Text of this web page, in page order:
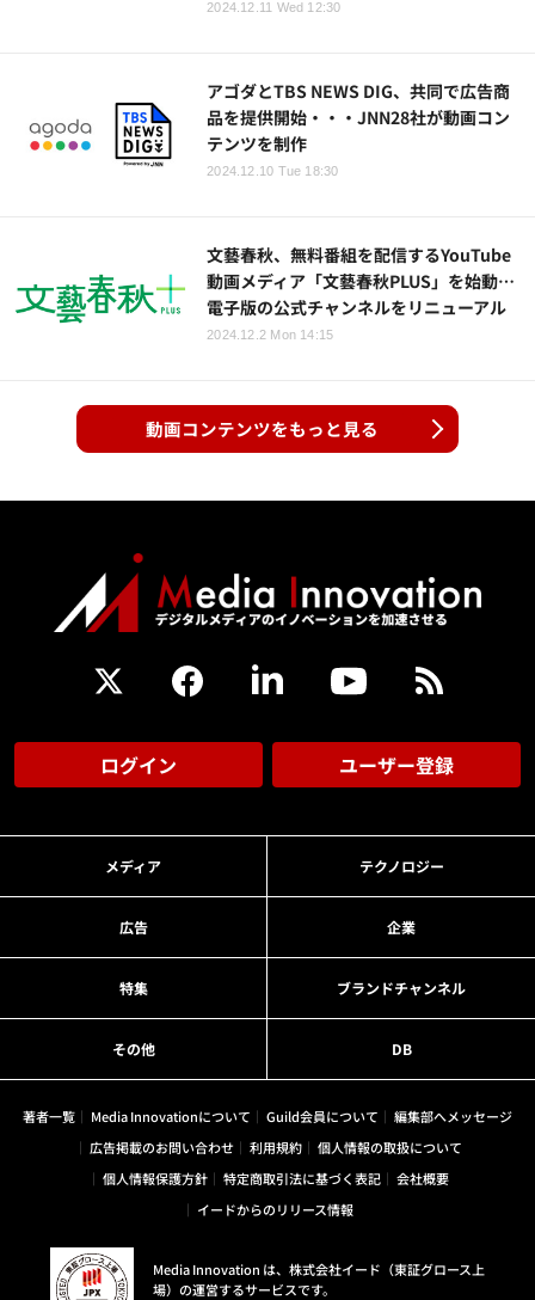
2024.12.11 Wed 12:30
アゴダとTBS NEWS DIG、共同で広告商
品を提供開始・・・JNN28社が動画コン
テンツを制作
2024.12.10 Tue 18:30
文藝春秋、無料番組を配信するYouTube
動画メディア「文藝春秋PLUS」を始動…
電子版の公式チャンネルをリニューアル
2024.12.2 Mon 14:15
動画コンテンツをもっと見る
ログイン ユーザー登録
メディア テクノロジー
広告 企業
特集 ブランドチャンネル
その他 DB
著者一覧 Media Innovationについて Guild会員について
編集部へメッセージ
広告掲載のお問い合わせ
利用規約
個人情報の取扱について
個人情報保護方針
特定商取引法に基づく表記
会社概要
イードからのリリース情報
Media Innovation は、株式会社イード（東証グロース上
場）の運営するサービスです。